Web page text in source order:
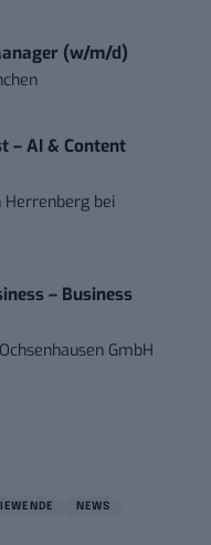
(w/m/d)
– AI & Content
Herrenberg bei
– Business
GmbH
NEWS